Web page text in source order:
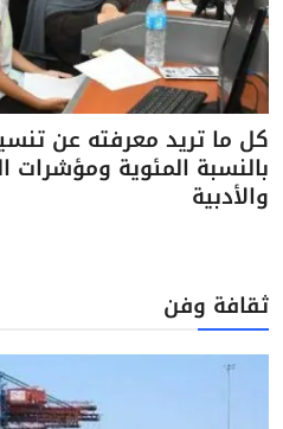
بالنسبة المئوية ومؤشرات
والأدبية
ثقافة وفن